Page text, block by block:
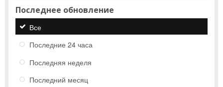
Последнее обновление
Все
Последние 24 часа
Последняя неделя
Последний месяц